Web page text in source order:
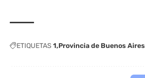
ETIQUETAS 1 Provincia de Buenos Aires